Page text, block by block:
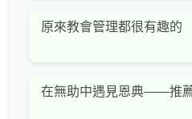
原來教會管理都很有趣的
在無助中遇見恩典——推薦